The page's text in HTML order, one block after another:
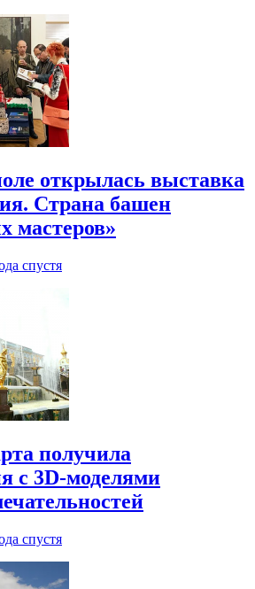
открылась выставка
Страна башен
мастеров»
спустя
получила
с 3D-моделями
спустя